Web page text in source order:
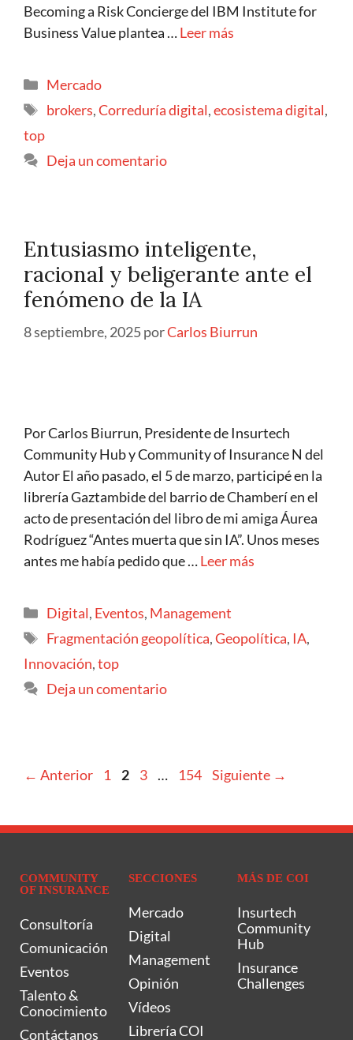
Becoming a Risk Concierge del IBM Institute for
Business Value plantea …Leer más
Mercado
brokers,Correduría digital,ecosistema digital,
top
Deja un comentario
Entusiasmo inteligente,
racional y beligerante ante el
fenómeno de la IA
8 septiembre, 2025porCarlos Biurrun
Por Carlos Biurrun, Presidente de Insurtech
Community Hub y Community of Insurance N del
Autor El año pasado, el 5 de marzo, participé en la
librería Gaztambide del barrio de Chamberí en el
acto de presentación del libro de mi amiga Áurea
Rodríguez “Antes muerta que sin IA”. Unos meses
antes me había pedido que …Leer más
Digital, Eventos, Management
Fragmentación geopolítica,Geopolítica, IA,
Innovación,top
Deja un comentario
← Anterior 1 2 3 … 154 Siguiente →
COMMUNITY
OF INSURANCE
Consultoría
Comunicación
Eventos
Talento &
Conocimiento
Contáctanos
SECCIONES
Mercado
Digital
Management
Opinión
Vídeos
Librería COI
MÁS DE COI
Insurtech
Community
Hub
Insurance
Challenges